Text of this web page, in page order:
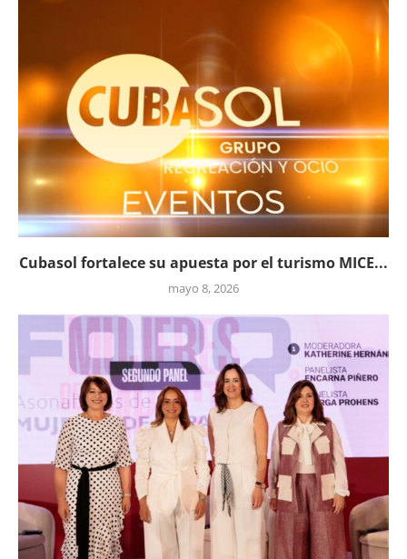
Cubasol fortalece su apuesta por el turismo MICE...
mayo 8, 2026